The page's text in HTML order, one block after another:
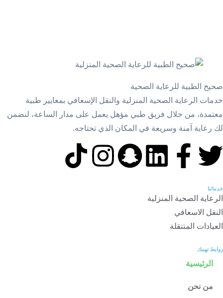
صحيح الطبية للرعاية الصحية
خدمات الرعاية الصحية المنزلية والنقل الإسعافي بمعايير طبية
معتمدة، من خلال فريق طبي مؤهل يعمل على مدار الساعة، لنضمن
لك رعاية آمنة وسريعة في المكان الذي تحتاجه.
خدماتنا
الرعاية الصحية المنزلية
النقل الاسعافي
العيادات المتنقلة
روابط تهمك
الرئيسية
من نحن